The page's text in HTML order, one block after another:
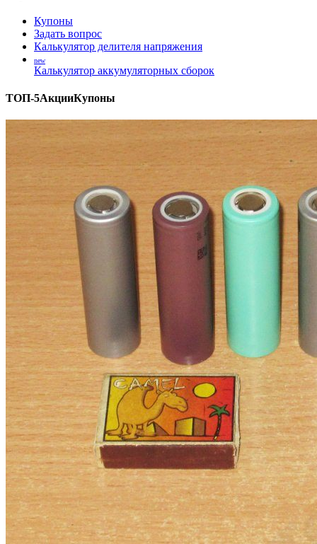
Купоны
Задать вопрос
Калькулятор делителя напряжения
new
Калькулятор аккумуляторных сборок
ТОП-5АкцииКупоны